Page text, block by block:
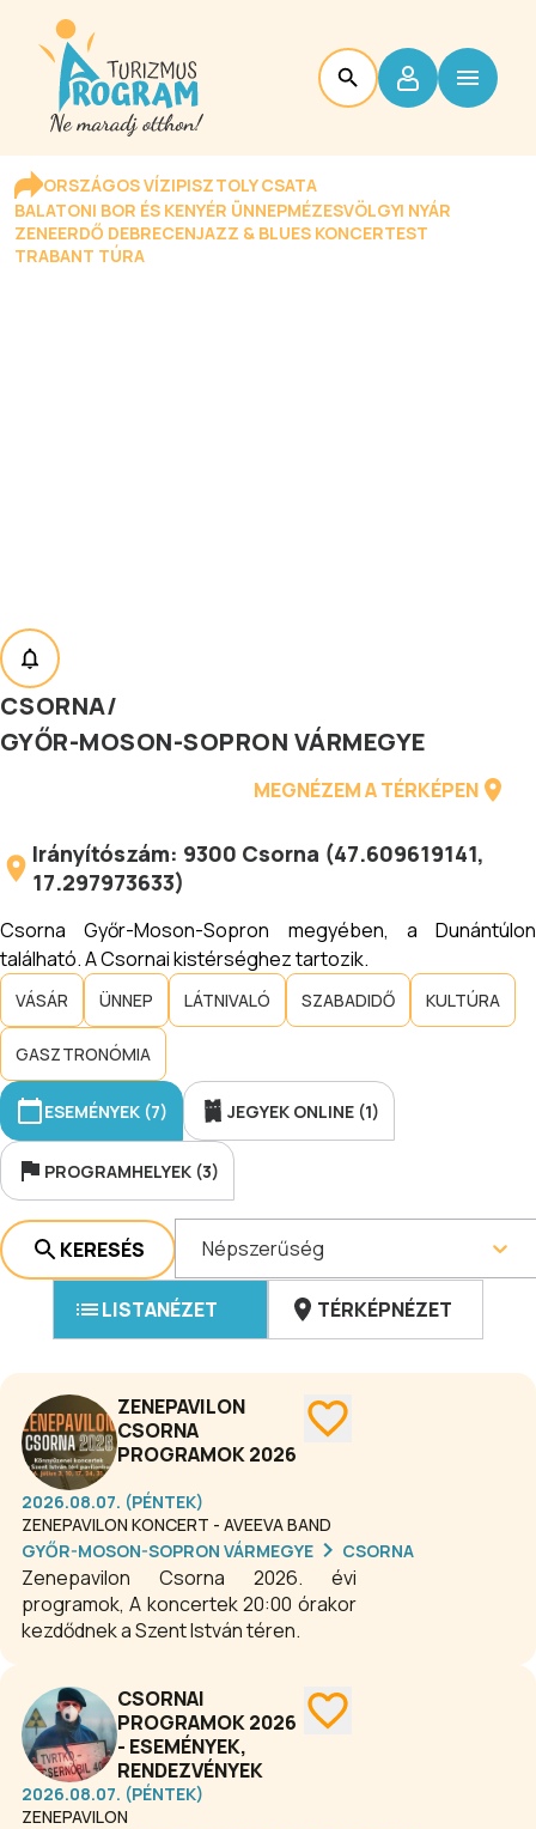
ORSZÁGOS VÍZIPISZTOLY CSATA
BALATONI BOR ÉS KENYÉR ÜNNEPMÉZESVÖLGYI NYÁR
ZENEERDŐ DEBRECENJAZZ & BLUES KONCERTEST
TRABANT TÚRA
CSORNA/
GYŐR-MOSON-SOPRON VÁRMEGYE
MEGNÉZEM A TÉRKÉPEN
Irányítószám: 9300 Csorna (47.609619141,
17.297973633)
Csorna Győr-Moson-Sopron megyében, a Dunántúlon
található. A Csornai kistérséghez tartozik.
VÁSÁR ÜNNEP LÁTNIVALÓ SZABADIDŐ KULTÚRA
GASZTRONÓMIA
ESEMÉNYEK (7) JEGYEK ONLINE (1)
PROGRAMHELYEK (3)
KERESÉS Népszerűség
LISTANÉZET TÉRKÉPNÉZET
ZENEPAVILON
CSORNA
PROGRAMOK 2026
2026.08.07. (PÉNTEK)
ZENEPAVILON KONCERT - AVEEVA BAND
GYŐR-MOSON-SOPRON VÁRMEGYE
CSORNA
Zenepavilon Csorna 2026. évi
programok, A koncertek 20:00 órakor
kezdődnek a Szent István téren.
CSORNAI
PROGRAMOK 2026
- ESEMÉNYEK,
RENDEZVÉNYEK
2026.08.07. (PÉNTEK)
ZENEPAVILON